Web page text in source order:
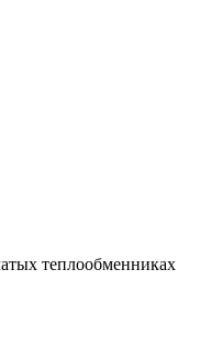
теплообменниках